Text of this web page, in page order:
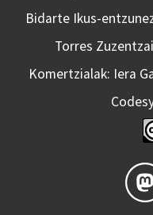
Bidarte Ikus-
Torres
Komertzialak: Iera